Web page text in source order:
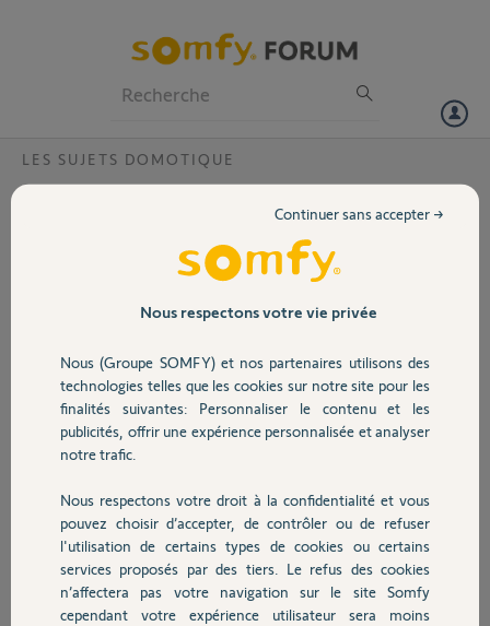
Volet
Sécurité
Domotique
Chauffage
Autres produits
LES SUJETS DOMOTIQUE
Compatibilité TaHomaDanfoss LC13 et
Je suis en train de faire monter 10 volets roulants IO, je vais les
associer a une TaHoma pour les domotiser.
questions quant aux compatibilités.
Si je pars sur la tahoma, je suis obligé de mettre les Danfoss ALLY,
mais si j'achète d'occasion des Danfoss LC13, sont ils compatible ? Je
vois partout qu'ils l'ont ete puis ne le sont plus ...
Aussi, est-ce obligatoire de passer chez des Danfoss, Les POPP qui
sont l'évolution de la LC13 sont elles aujourd'hui compatible ?
Enfin, les Eurotronic Spirit Z peuvent elles être compatible avec la
tahoma (moins chères et plus d'infos dessus)
Aussi, quels sont les protocoles de la tahoma actuelle (Z WAVE ?,
Nous respectons votre vie privée
Nous (Groupe SOMFY) et nos partenaires utilisons des
technologies telles que les cookies sur notre site pour les
finalités suivantes: Personnaliser le contenu et les
publicités, offrir une expérience personnalisée et analyser
notre trafic.
Nous respectons votre droit à la confidentialité et vous
pouvez choisir d’accepter, de contrôler ou de refuser
l'utilisation de certains types de cookies ou certains
services proposés par des tiers. Le refus des cookies
n’affectera pas votre navigation sur le site Somfy
cependant votre expérience utilisateur sera moins
Continuer sans accepter →